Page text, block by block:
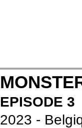
EPISODE 3
2023 -